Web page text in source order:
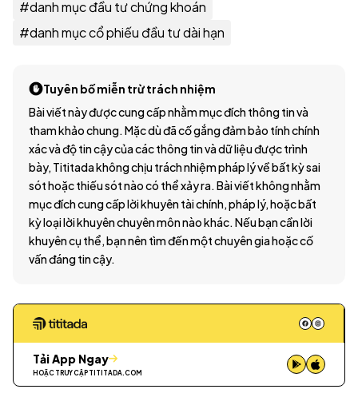
#danh mục đầu tư chứng khoán
#danh mục cổ phiếu đầu tư dài hạn
Tuyên bố miễn trừ trách nhiệm
Bài viết này được cung cấp nhằm mục đích thông tin và
tham khảo chung. Mặc dù đã cố gắng đảm bảo tính chính
xác và độ tin cậy của các thông tin và dữ liệu được trình
bày, Tititada không chịu trách nhiệm pháp lý về bất kỳ sai
sót hoặc thiếu sót nào có thể xảy ra. Bài viết không nhằm
mục đích cung cấp lời khuyên tài chính, pháp lý, hoặc bất
kỳ loại lời khuyên chuyên môn nào khác. Nếu bạn cần lời
khuyên cụ thể, bạn nên tìm đến một chuyên gia hoặc cố
vấn đáng tin cậy.
Tải App Ngay
HOẶC TRUY CẬP TITITADA.COM